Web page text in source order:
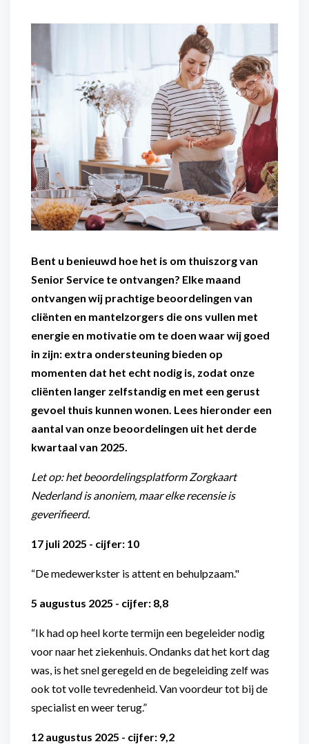
organisaties
Maaltijdondersteuning
Mantelzorger van de zaak
Snel geregeld
Bent u benieuwd hoe het is om thuiszorg van
Senior Service te ontvangen? Elke maand
ontvangen wij prachtige beoordelingen van
cliënten en mantelzorgers die ons vullen met
energie en motivatie om te doen waar wij goed
in zijn: extra ondersteuning bieden op
momenten dat het echt nodig is, zodat onze
cliënten langer zelfstandig en met een gerust
gevoel thuis kunnen wonen. Lees hieronder een
aantal van onze beoordelingen uit het derde
kwartaal van 2025.
Let op: het beoordelingsplatform Zorgkaart
Nederland is anoniem, maar elke recensie is
geverifieerd.
17 juli 2025 - cijfer: 10
“De medewerkster is attent en behulpzaam."
5 augustus 2025 - cijfer: 8,8
“Ik had op heel korte termijn een begeleider nodig
voor naar het ziekenhuis. Ondanks dat het kort dag
was, is het snel geregeld en de begeleiding zelf was
ook tot volle tevredenheid. Van voordeur tot bij de
specialist en weer terug.”
12 augustus 2025 - cijfer: 9,2